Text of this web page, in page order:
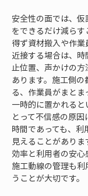
安全性の面では、
をできるだけ減ら
得ず資材搬入や作
近接する場合は、
止位置、声かけの
あります。施工側
る、作業員がまと
一時的に置かれる
とって不信感の原
時間であっても、
見えることがあり
効率と利用者の安心
施工動線の管理も
うことが大切です。